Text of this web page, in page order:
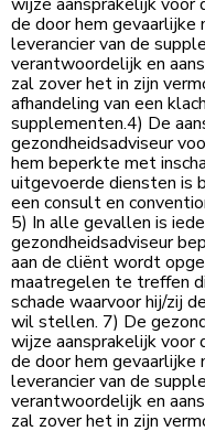
de door hem gevaarlijke
leverancier van de
verantwoordelijk en
zal zover het in zijn
afhandeling van een
supplementen.4) De
gezondheidsadviseur
hem beperkte met
uitgevoerde diensten is
een consult en
5) In alle gevallen is
gezondheidsadviseur
aan de cliënt wordt
maatregelen te treffen
schade waarvoor hij/zij
wil stellen. 7) De
wijze aansprakelijk
de door hem gevaarlijke
leverancier van de
verantwoordelijk en
zal zover het in zijn